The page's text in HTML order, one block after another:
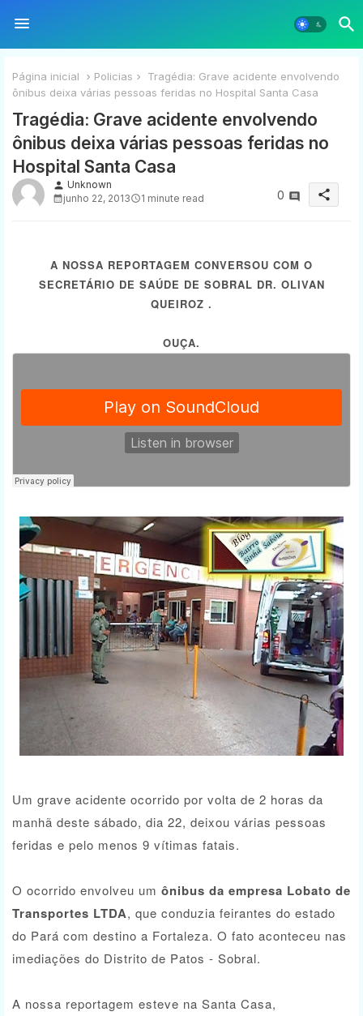
Página inicial Policias
Tragédia: Grave acidente envolvendo
ônibus deixa várias pessoas feridas no Hospital Santa Casa
Tragédia: Grave acidente envolvendo
ônibus deixa várias pessoas feridas no
Hospital Santa Casa
person Unknown
junho 22, 2013
1 minute read 0 share
A NOSSA REPORTAGEM CONVERSOU COM O
SECRETÁRIO DE SAÚDE DE SOBRAL DR. OLIVAN
QUEIROZ .
OUÇA.
Um grave acidente ocorrido por volta de 2 horas da
manhã deste sábado, dia 22, deixou várias pessoas
feridas e pelo menos 9 vítimas fatais.
O ocorrido envolveu um ônibus da empresa Lobato de
Transportes LTDA, que conduzia feirantes do estado
do Pará com destino a Fortaleza. O fato aconteceu nas
imediações do Distrito de Patos - Sobral.
A nossa reportagem esteve na Santa Casa,